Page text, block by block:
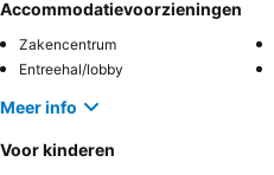
Accommodatievoorzieningen
Zakencentrum
Entreehal/lobby
Meer info
Voor kinderen